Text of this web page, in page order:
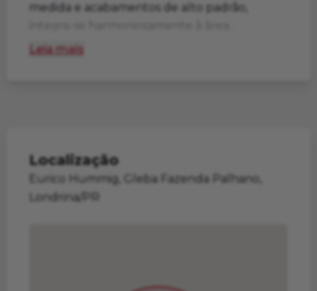
medida e acabamentos de alto padrão,
Leia mais
Localização
Eurico Hummig, Gleba Fazenda Palhano,
Londrina/PR